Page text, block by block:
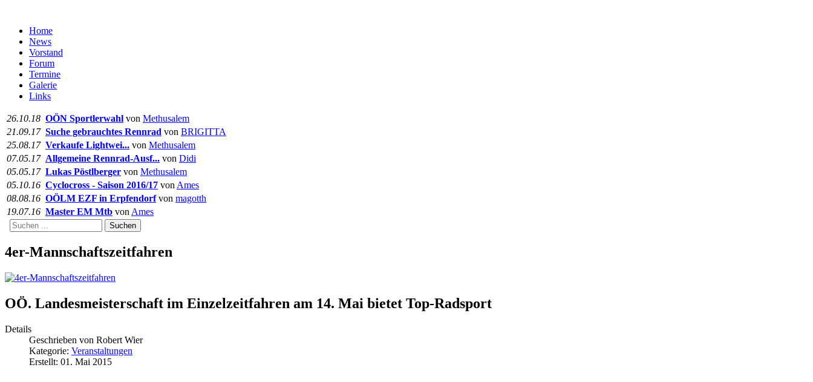
Home
News
Vorstand
Forum
Termine
Galerie
Links
26.10.18 OÖN Sportlerwahl von Methusalem
21.09.17 Suche gebrauchtes Rennrad von BRIGITTA
25.08.17 Verkaufe Lightwei... von Methusalem
07.05.17 Allgemeine Rennrad-Ausf... von Didi
05.05.17 Lukas Pöstlberger von Methusalem
05.10.16 Cyclocross - Saison 2016/17 von Ames
08.08.16 OÖLM EZF in Erpfendorfvon magotth
19.07.16 Master EM Mtb von Ames
Suchen
4er-Mannschaftszeitfahren
OÖ. Landesmeisterschaft im Einzelzeitfahren am 14. Mai bietet Top-Radsport
Details
Geschrieben von Robert Wier
Kategorie: Veranstaltungen
Erstellt: 01. Mai 2015